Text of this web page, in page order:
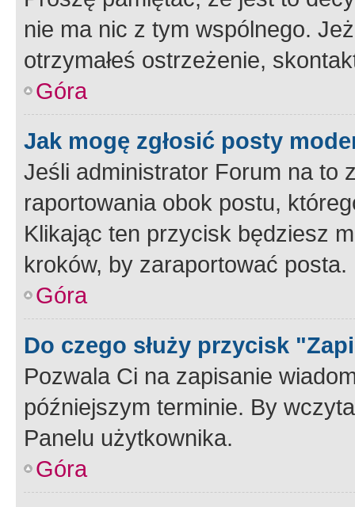
nie ma nic z tym wspólnego.
otrzymałeś ostrzeżenie,
Góra
Jak mogę zgłosić posty
Jeśli administrator Forum na to
raportowania obok postu,
Klikając ten przycisk będziesz
kroków, by zaraportować posta.
Góra
Do czego służy przycisk
Pozwala Ci na zapisanie
późniejszym terminie. By
Panelu użytkownika.
Góra